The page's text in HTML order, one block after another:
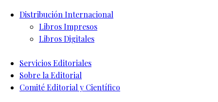
Distribución Internacional
Libros Impresos
Libros Digitales
Servicios Editoriales
Sobre la Editorial
Comité Editorial y Científico